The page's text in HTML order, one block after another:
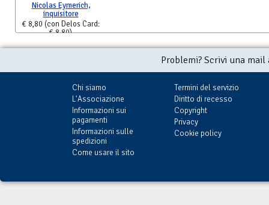
Nicolas Eymerich,
inquisitore
€ 8,80 (con Delos Card:
€ 8,80)
Problemi? Scrivi una
Chi siamo
L'Associazione
Informazioni sui
pagamenti
Informazioni sulle
spedizioni
Come usare il sito
Termini del servizio
Diritto di recesso
Copyright
Privacy
Cookie policy